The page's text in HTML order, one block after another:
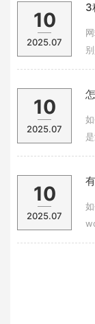
3
10
2025.07
10
2025.07
10
2025.07